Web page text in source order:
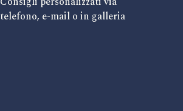
telefono, e-mail o in galleria